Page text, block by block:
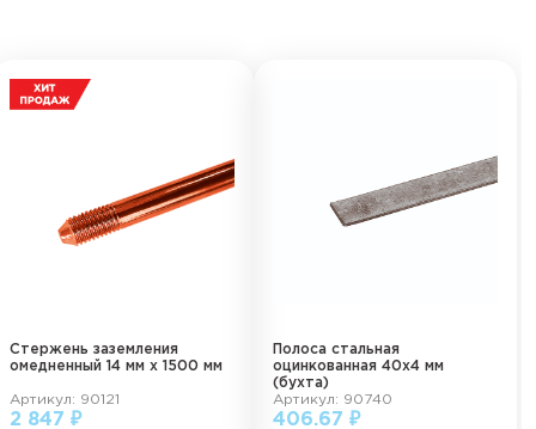
Стержень заземления
омедненный 14 мм х 1500 мм
Артикул: 90121
2 847 ₽
Полоса стальная
оцинкованная 40х4 мм
(бухта)
Артикул: 90740
406.67 ₽